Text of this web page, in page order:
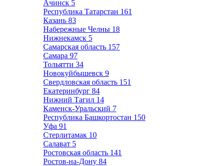
Ачинск 5
Республика Татарстан 161
Казань 83
Набережные Челны 18
Нижнекамск 5
Самарская область 157
Самара 97
Тольятти 34
Новокуйбышевск 9
Свердловская область 151
Екатеринбург 84
Нижний Тагил 14
Каменск-Уральский 7
Республика Башкортостан 150
Уфа 91
Стерлитамак 10
Салават 5
Ростовская область 141
Ростов-на-Дону 84